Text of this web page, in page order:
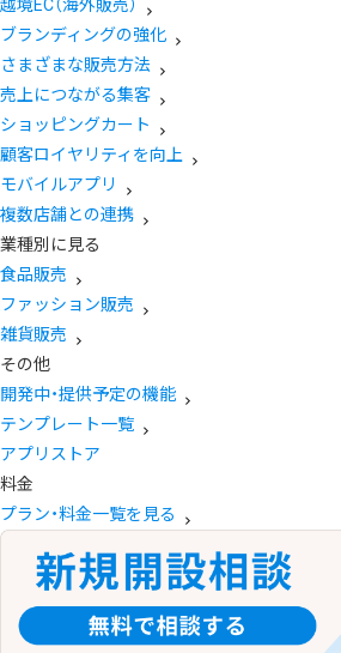
越境EC（海外販売）
ブランディングの強化
さまざまな販売方法
売上につながる集客
ショッピングカート
顧客ロイヤリティを向上
モバイルアプリ
複数店舗との連携
業種別に見る
食品販売
ファッション販売
雑貨販売
その他
開発中・提供予定の機能
テンプレート一覧
アプリストア
料金
プラン・料金一覧を見る